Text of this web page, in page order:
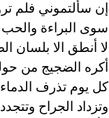
إن سألتموني فلم
سوى البراءة والحب
لا أنطق الا بلسان
أكره الضجيج من
كل يوم تذرف الدماء
وتزداد الجراح وتتجدد